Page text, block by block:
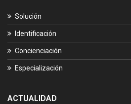
Solución
Identificación
Concienciación
Especialización
ACTUALIDAD